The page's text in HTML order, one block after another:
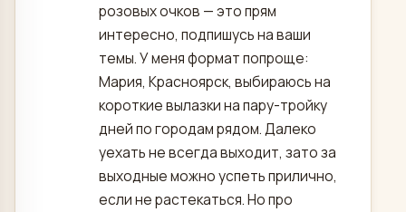
розовых очков — это прям
интересно, подпишусь на ваши
темы. У меня формат попроще:
Мария, Красноярск, выбираюсь на
короткие вылазки на пару-тройку
дней по городам рядом. Далеко
уехать не всегда выходит, зато за
выходные можно успеть прилично,
если не растекаться. Но про